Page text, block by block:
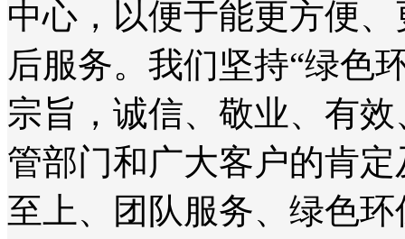
中心，以便于能更方便
后服务。我们坚持“绿色
宗旨，诚信、敬业、有
管部门和广大客户的肯
至上、团队服务、绿色